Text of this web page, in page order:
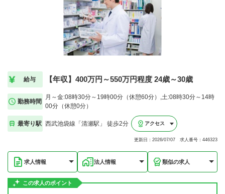
給与 【年収】400万円～550万円程度 24歳～30歳
勤務時間
月～金:08時30分～19時00分（休憩60分）,土:08時30分～14時
00分（休憩0分）
最寄り駅 西武池袋線「清瀬駅」 徒歩2分 アクセス
更新日：2026/07/07 求人番号：446323
求人情報 法人情報 類似の求人
この求人のポイント